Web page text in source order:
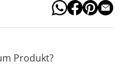
Produkt?